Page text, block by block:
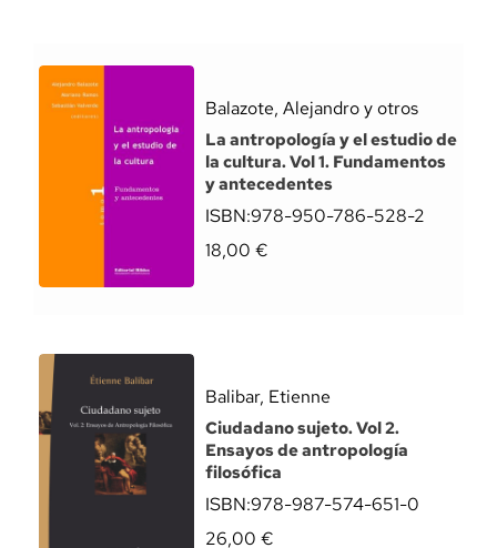
Balazote, Alejandro y otros
La antropología y el estudio de
la cultura. Vol 1. Fundamentos
y antecedentes
ISBN:978-950-786-528-2
18,00 €
Balibar, Etienne
Ciudadano sujeto. Vol 2.
Ensayos de antropología
filosófica
ISBN:978-987-574-651-0
26,00 €